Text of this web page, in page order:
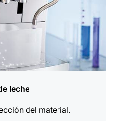
leche
del material.